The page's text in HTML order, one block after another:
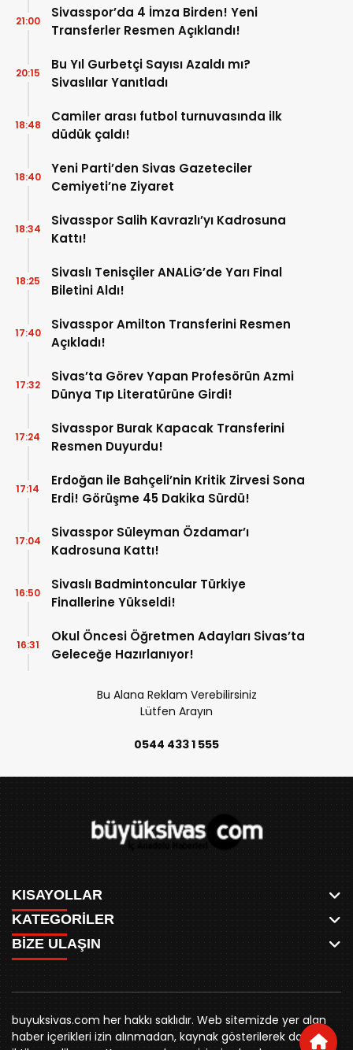
Sivasspor’da 4 İmza Birden! Yeni
Transferler Resmen Açıklandı!
21:00
Bu Yıl Gurbetçi Sayısı Azaldı mı?
Sivaslılar Yanıtladı
20:15
Camiler arası futbol turnuvasında ilk
düdük çaldı!
18:48
Yeni Parti’den Sivas Gazeteciler
Cemiyeti’ne Ziyaret
18:40
Sivasspor Salih Kavrazlı’yı Kadrosuna
Kattı!
18:34
Sivaslı Tenisçiler ANALİG’de Yarı Final
Biletini Aldı!
18:25
Sivasspor Amilton Transferini Resmen
Açıkladı!
17:40
Sivas’ta Görev Yapan Profesörün Azmi
Dünya Tıp Literatürüne Girdi!
17:32
Sivasspor Burak Kapacak Transferini
Resmen Duyurdu!
17:24
Erdoğan ile Bahçeli’nin Kritik Zirvesi Sona
Erdi! Görüşme 45 Dakika Sürdü!
17:14
Sivasspor Süleyman Özdamar’ı
Kadrosuna Kattı!
17:04
Sivaslı Badmintoncular Türkiye
Finallerine Yükseldi!
16:50
Okul Öncesi Öğretmen Adayları Sivas’ta
Geleceğe Hazırlanıyor!
16:31
Bu Alana Reklam Verebilirsiniz
Lütfen Arayın
0544 433 1 555
KISAYOLLAR
ANASAYFA
AKSU CANLI
MEYDAN CANLI
MEDRESELER CANLI
MERAKÜM CANLI
YUKARI TEKKE CANLI
KURUMSAL KİMLİK
KATEGORİLER
WHATSAPP
SPOR
SİYASET
BELEDİYE
SİVAS VALİLİĞİ
ÜNİVERSİTE
BİZE ULAŞIN
0346 221 00 60
buyuksivashaber@gmail.com
Örtülüpınar Mah. İnönü Bulvarı Özkahya Apt. Kat:3 D:7
buyuksivas.com her hakkı saklıdır. Web sitemizde yer alan
haber içerikleri izin alınmadan, kaynak gösterilerek dahi